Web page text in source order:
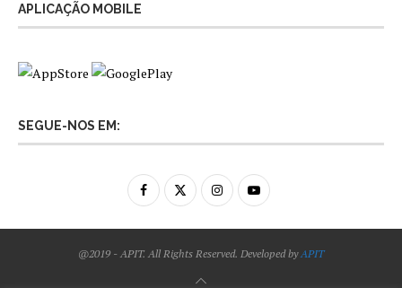
APLICAÇÃO MOBILE
SEGUE-NOS EM:
@2019 - APIT. All Rights Reserved. Developed by APIT